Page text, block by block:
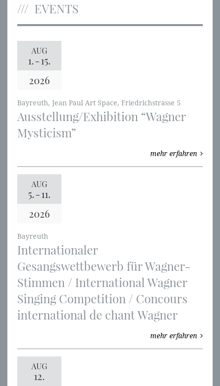
EVENTS
AUG
1.-15.
2026
Bayreuth, Jean Paul Art Space, Friedrichstrasse 5
Ausstellung/Exhibition “Wagner
Mysticism”
mehr erfahren
AUG
5.-11.
2026
Bayreuth
Internationaler
Gesangswettbewerb für Wagner-
Stimmen / International Wagner
Singing Competition / Concours
international de chant Wagner
mehr erfahren
AUG
12.